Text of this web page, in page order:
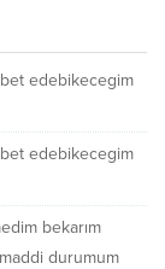
edebikecegim
edebikecegim
bekarım
maddi durumum